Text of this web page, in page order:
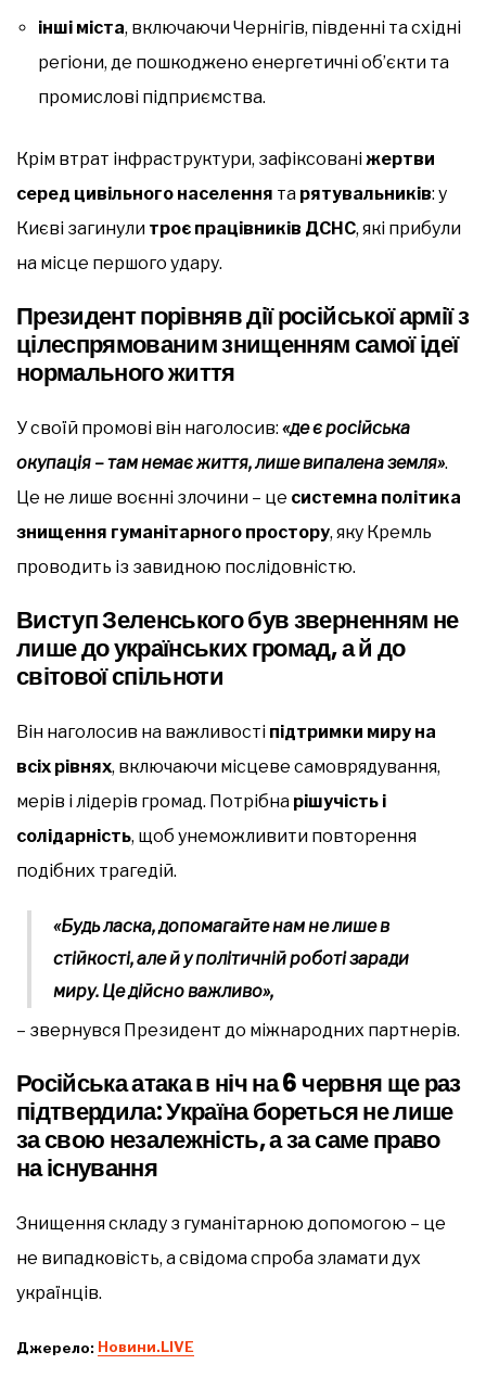
інші міста, включаючи Чернігів, південні та східні
регіони, де пошкоджено енергетичні об’єкти та
промислові підприємства.
Крім втрат інфраструктури, зафіксованіжертви
серед цивільного населення та рятувальників: у
Києві загинули троє працівників ДСНС, які прибули
на місце першого удару.
Президент порівняв дії російської армії з
цілеспрямованим знищенням самої ідеї
нормального життя
У своїй промові він наголосив: «де є російська
окупація – там немає життя, лише випалена земля».
Це не лише воєнні злочини – це системна політика
знищення гуманітарного простору, яку Кремль
проводить із завидною послідовністю.
Виступ Зеленського був зверненням не
лише до українських громад, а й до
світової спільноти
Він наголосив на важливості підтримки миру на
всіх рівнях, включаючи місцеве самоврядування,
мерів і лідерів громад. Потрібна рішучість і
солідарність, щоб унеможливити повторення
подібних трагедій.
«Будь ласка, допомагайте нам не лише в
стійкості, але й у політичній роботі заради
миру. Це дійсно важливо»,
– звернувся Президент до міжнародних партнерів.
Російська атака в ніч на 6 червня ще раз
підтвердила: Україна бореться не лише
за свою незалежність, а за саме право
на існування
Знищення складу з гуманітарною допомогою – це
не випадковість, а свідома спроба зламати дух
українців.
Джерело: Новини.LIVE